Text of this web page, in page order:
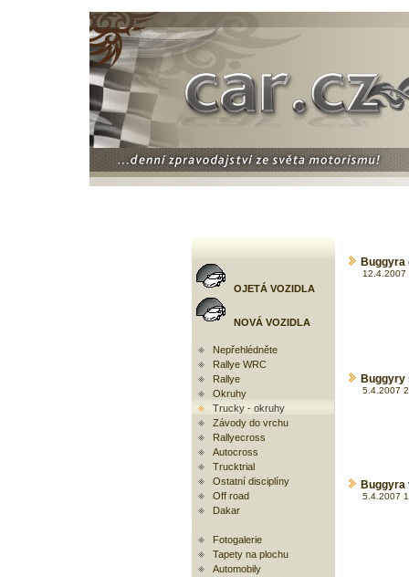
OJETÁ VOZIDLA
NOVÁ VOZIDLA
Nepřehlédněte
Rallye WRC
Rallye
Okruhy
Trucky - okruhy
Závody do vrchu
Rallyecross
Autocross
Trucktrial
Ostatní disciplíny
Off road
Dakar
Fotogalerie
Tapety na plochu
Automobily
Buggyra
12.4.2007
Buggyry
5.4.2007
Buggyra
5.4.2007